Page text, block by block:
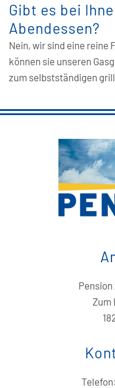
Gibt es bei
Abendessen?
Nein, wir sind eine reine
können sie unseren
zum selbstständigen
Zum